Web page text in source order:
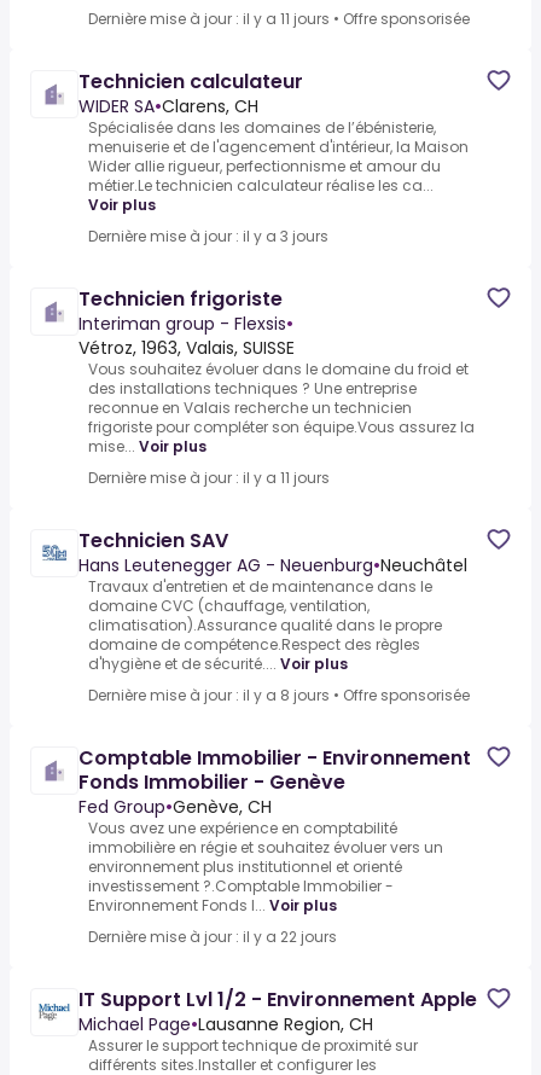
Dernière mise à jour : il y a 11 jours • Offre sponsorisée
Technicien calculateur
WIDER SA•Clarens, CH
Spécialisée dans les domaines de l’ébénisterie,
menuiserie et de l'agencement d'intérieur, la Maison
Wider allie rigueur, perfectionnisme et amour du
métier.Le technicien calculateur réalise les ca...
Voir plus
Dernière mise à jour : il y a 3 jours
Technicien frigoriste
Interiman group - Flexsis•
Vétroz, 1963, Valais, SUISSE
Vous souhaitez évoluer dans le domaine du froid et
des installations techniques ? Une entreprise
reconnue en Valais recherche un technicien
frigoriste pour compléter son équipe.Vous assurez la
mise... Voir plus
Dernière mise à jour : il y a 11 jours
Technicien SAV
Hans Leutenegger AG - Neuenburg•Neuchâtel
Travaux d'entretien et de maintenance dans le
domaine CVC (chauffage, ventilation,
climatisation).Assurance qualité dans le propre
domaine de compétence.Respect des règles
d'hygiène et de sécurité.... Voir plus
Dernière mise à jour : il y a 8 jours • Offre sponsorisée
Comptable Immobilier - Environnement
Fonds Immobilier - Genève
Fed Group•Genève, CH
Vous avez une expérience en comptabilité
immobilière en régie et souhaitez évoluer vers un
environnement plus institutionnel et orienté
investissement ?.Comptable Immobilier -
Environnement Fonds I... Voir plus
Dernière mise à jour : il y a 22 jours
IT Support Lvl 1/2 - Environnement Apple
Michael Page•Lausanne Region, CH
Assurer le support technique de proximité sur
différents sites.Installer et configurer les